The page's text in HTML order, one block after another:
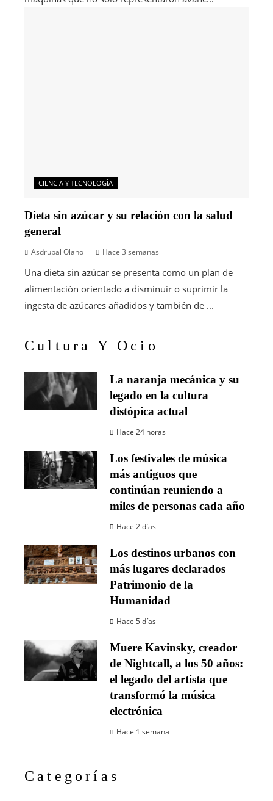
CIENCIA Y TECNOLOGÍA
Dieta sin azúcar y su relación con la salud
general
Asdrubal Olano Hace 3 semanas
Una dieta sin azúcar se presenta como un plan de
alimentación orientado a disminuir o suprimir la
ingesta de azúcares añadidos y también de ...
Cultura Y Ocio
La naranja mecánica y su
legado en la cultura
distópica actual
Hace 24 horas
Los festivales de música
más antiguos que
continúan reuniendo a
miles de personas cada año
Hace 2 días
Los destinos urbanos con
más lugares declarados
Patrimonio de la
Humanidad
Hace 5 días
Muere Kavinsky, creador
de Nightcall, a los 50 años:
el legado del artista que
transformó la música
electrónica
Hace 1 semana
Categorías